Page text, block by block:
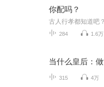
你配吗？
284 1.6万
315 4万